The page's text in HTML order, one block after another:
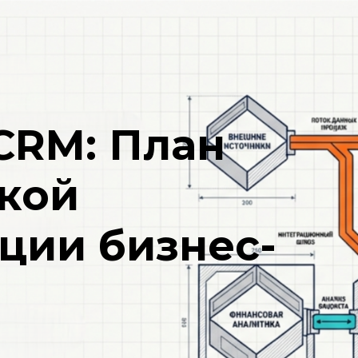
План
бизнес-